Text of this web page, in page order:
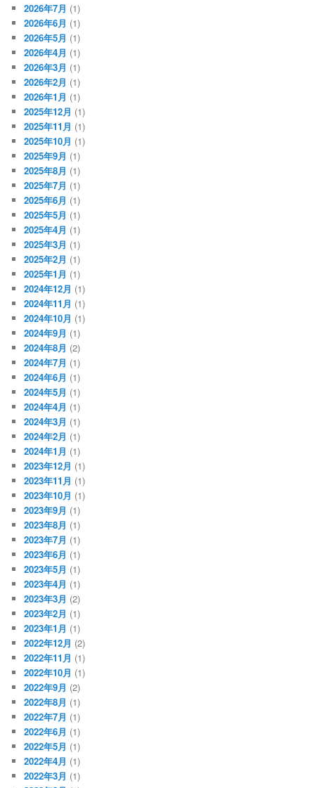
2026年7月 (1)
2026年6月 (1)
2026年5月 (1)
2026年4月 (1)
2026年3月 (1)
2026年2月 (1)
2026年1月 (1)
2025年12月 (1)
2025年11月 (1)
2025年10月 (1)
2025年9月 (1)
2025年8月 (1)
2025年7月 (1)
2025年6月 (1)
2025年5月 (1)
2025年4月 (1)
2025年3月 (1)
2025年2月 (1)
2025年1月 (1)
2024年12月 (1)
2024年11月 (1)
2024年10月 (1)
2024年9月 (1)
2024年8月 (2)
2024年7月 (1)
2024年6月 (1)
2024年5月 (1)
2024年4月 (1)
2024年3月 (1)
2024年2月 (1)
2024年1月 (1)
2023年12月 (1)
2023年11月 (1)
2023年10月 (1)
2023年9月 (1)
2023年8月 (1)
2023年7月 (1)
2023年6月 (1)
2023年5月 (1)
2023年4月 (1)
2023年3月 (2)
2023年2月 (1)
2023年1月 (1)
2022年12月 (2)
2022年11月 (1)
2022年10月 (1)
2022年9月 (2)
2022年8月 (1)
2022年7月 (1)
2022年6月 (1)
2022年5月 (1)
2022年4月 (1)
2022年3月 (1)